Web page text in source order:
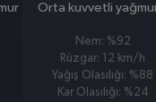
Orta kuvvetli
Nem: %92
Rüzgar: 12 km/h
Yağış Olasılığı: %88
Kar Olasılığı: %24